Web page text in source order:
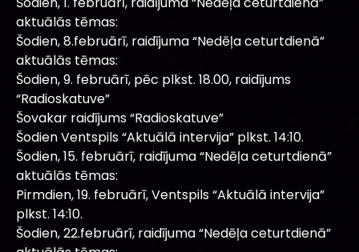
aktuālās tēmas:
Šodien, 8.februārī, raidījuma “Nedēļa ceturtdienā”
aktuālās tēmas:
Šodien, 9. februārī, pēc plkst. 18.00, raidījums
“Radioskatuve”
Šovakar raidījums “Radioskatuve”
Šodien Ventspils “Aktuālā intervija” plkst. 14:10.
Šodien, 15. februārī, raidījuma “Nedēļa ceturtdienā”
aktuālās tēmas:
Pirmdien, 19. februārī, Ventspils “Aktuālā intervija”
plkst. 14:10.
Šodien, 22.februārī, raidījuma “Nedēļa ceturtdienā”